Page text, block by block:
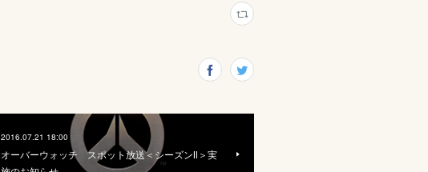
2016.07.21 18:00
オーバーウォッチ スポット放送＜シーズンⅡ＞実